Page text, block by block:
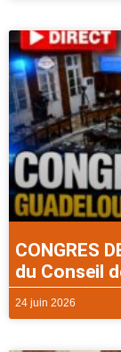
CONGRES
du Conseil
24 juin 2026